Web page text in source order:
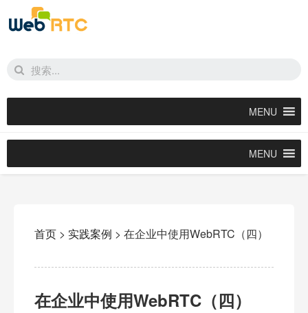
MENU
MENU
首页 > 实践案例 > 在企业中使用WebRTC（四）
在企业中使用WebRTC（四）